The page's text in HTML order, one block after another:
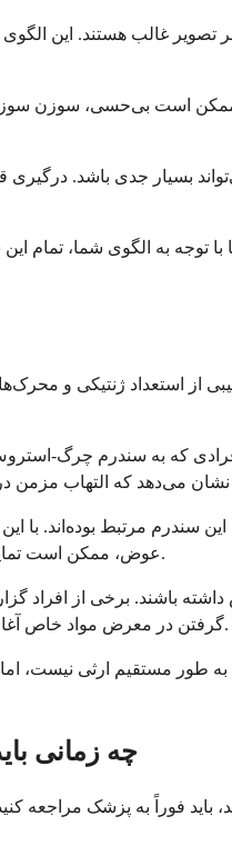
غالب هستند. این
ممکن است بی‌حسی، سوزن
بسیار جدی باشد.
توجه به الگوی شما، تمام
از استعداد ژنتیکی و
که به سندرم چرگ-
سندرم مرتبط بوده‌اند. با
عوض، ممکن است تمایل نهفته‌ای به سندرم چرگ-استروس را که از قبل وجود داشته است، آشکار کنند.
باشند. برخی از افراد
گرفتن در معرض مواد خاص آغاز شده است، اگرچه ایجاد یک رابطه علت و معلولی مستقیم می‌تواند دشوار باشد.
طور مستقیم ارثی نیست،
چه زمانی
فوراً به پزشک مراجعه